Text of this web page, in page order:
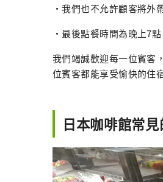
・我們也不允許顧客將外
・最後點餐時間為晚上7
我們竭誠歡迎每一位賓客
位賓客都能享受愉快的住
日本咖啡館常